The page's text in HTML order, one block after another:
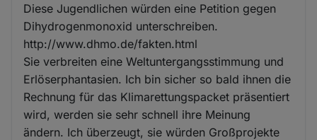
Diese Jugendlichen würden eine Petition gegen
Dihydrogenmonoxid unterschreiben.
http://www.dhmo.de/fakten.html
Sie verbreiten eine Weltuntergangsstimmung und
Erlöserphantasien. Ich bin sicher so bald ihnen die
Rechnung für das Klimarettungspacket präsentiert
wird, werden sie sehr schnell ihre Meinung
ändern. Ich überzeugt, sie würden Großprojekte